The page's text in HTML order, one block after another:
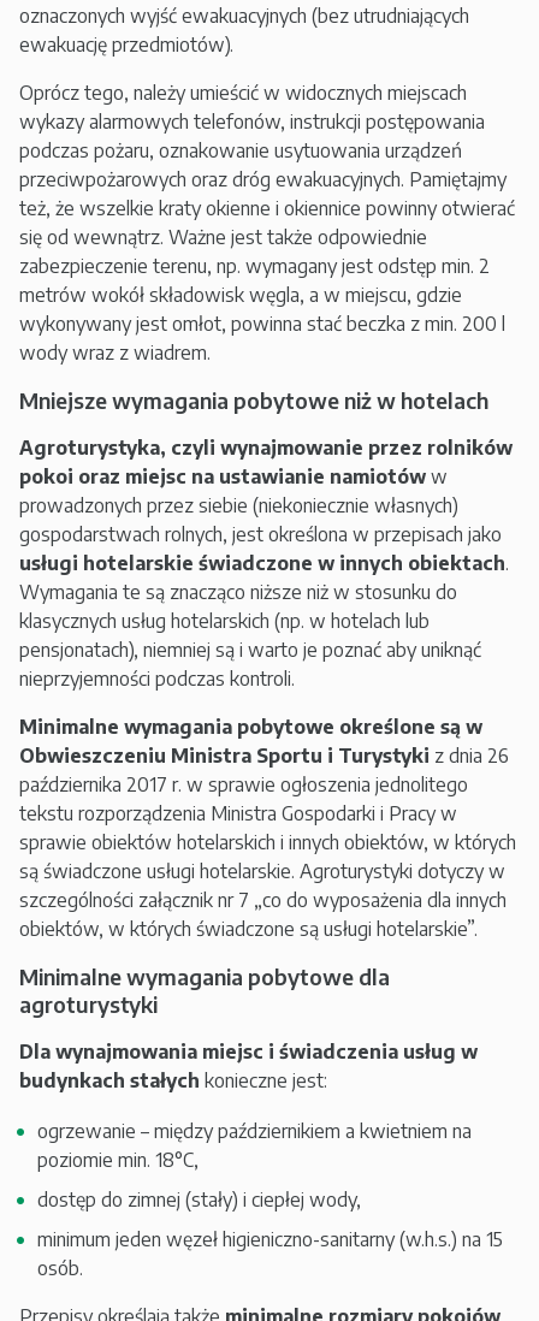
oznaczonych wyjść ewakuacyjnych (bez utrudniających
ewakuację przedmiotów).
Oprócz tego, należy umieścić w widocznych miejscach
wykazy alarmowych telefonów, instrukcji postępowania
podczas pożaru, oznakowanie usytuowania urządzeń
przeciwpożarowych oraz dróg ewakuacyjnych. Pamiętajmy
też, że wszelkie kraty okienne i okiennice powinny otwierać
się od wewnątrz. Ważne jest także odpowiednie
zabezpieczenie terenu, np. wymagany jest odstęp min. 2
metrów wokół składowisk węgla, a w miejscu, gdzie
wykonywany jest omłot, powinna stać beczka z min. 200 l
wody wraz z wiadrem.
Mniejsze wymagania pobytowe niż w hotelach
Agroturystyka, czyli wynajmowanie przez rolników
pokoi oraz miejsc na ustawianie namiotów w
prowadzonych przez siebie (niekoniecznie własnych)
gospodarstwach rolnych, jest określona w przepisach jako
usługi hotelarskie świadczone w innych obiektach.
Wymagania te są znacząco niższe niż w stosunku do
klasycznych usług hotelarskich (np. w hotelach lub
pensjonatach), niemniej są i warto je poznać aby uniknąć
nieprzyjemności podczas kontroli.
Minimalne wymagania pobytowe określone są w
Obwieszczeniu Ministra Sportu i Turystyki z dnia 26
października 2017 r. w sprawie ogłoszenia jednolitego
tekstu rozporządzenia Ministra Gospodarki i Pracy w
sprawie obiektów hotelarskich i innych obiektów, w których
są świadczone usługi hotelarskie. Agroturystyki dotyczy w
szczególności załącznik nr 7 „co do wyposażenia dla innych
obiektów, w których świadczone są usługi hotelarskie”.
Minimalne wymagania pobytowe dla
agroturystyki
Dla wynajmowania miejsc i świadczenia usług w
budynkach stałych konieczne jest:
ogrzewanie – między październikiem a kwietniem na
poziomie min. 18°C,
dostęp do zimnej (stały) i ciepłej wody,
minimum jeden węzeł higieniczno-sanitarny (w.h.s.) na 15
osób.
Przepisy określają także minimalne rozmiary pokojów